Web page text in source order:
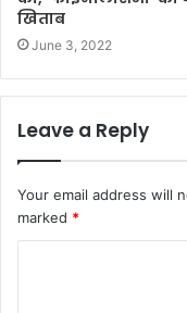
खिताब
June 3, 2022
Leave a Reply
Your email address will
marked *